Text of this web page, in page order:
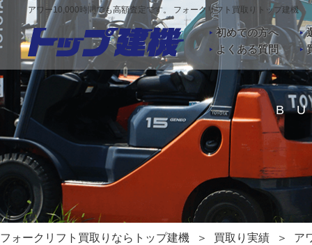
アワー10,000時間でも高額査定です。 フォークリフト買取りトップ建機
初めての方へ
よくある質問
フォークリフト買取りならトップ建機 買取り実績 ア